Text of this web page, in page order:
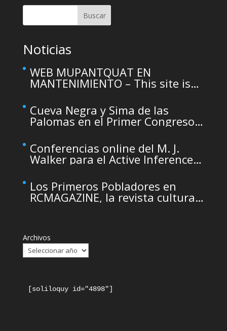
pattern Buscar
Noticias
WEB MUPANTQUAT EN
MANTENIMIENTO – This site is
maintenance
Cueva Negra y Sima de las
Palomas en el Primer Congreso
Murcia organizado por el CDL
Conferencias online del M. J.
Walker para el Active Inference
Los Primeros Pobladores en
RCMAGAZINE, la revista cultural
Archivos
[soliloquy id="4898"]